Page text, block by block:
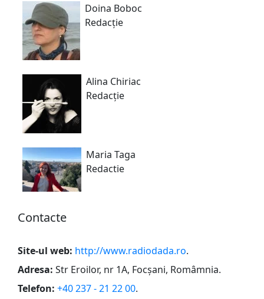
Doina Boboc
Redacție
Alina Chiriac
Redacție
Maria Taga
Redactie
Сontacte
Site-ul web: http://www.radiodada.ro.
Adresa: Str Eroilor, nr 1A, Focșani, Româmnia.
Telefon: +40 237 - 21 22 00.